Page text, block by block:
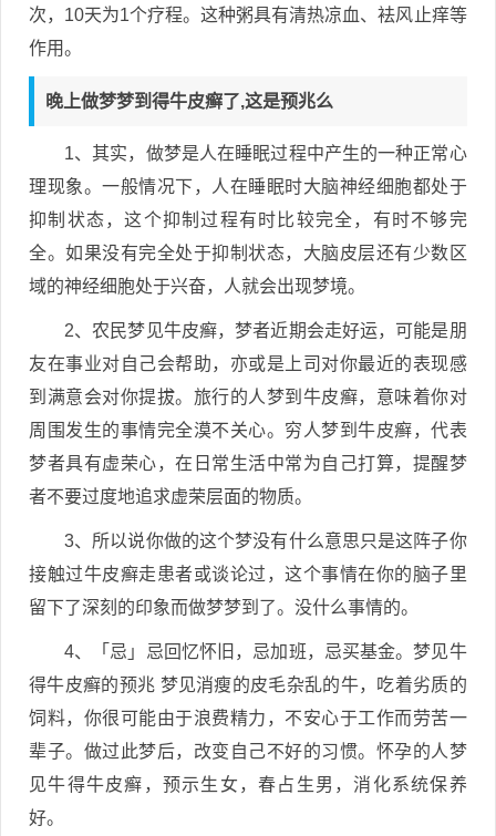
次，10天为1个疗程。这种粥具有清热凉血、袪风止痒等
作用。
晚上做梦梦到得牛皮癣了,这是预兆么
1、其实，做梦是人在睡眠过程中产生的一种正常心
理现象。一般情况下，人在睡眠时大脑神经细胞都处于
抑制状态，这个抑制过程有时比较完全，有时不够完
全。如果没有完全处于抑制状态，大脑皮层还有少数区
域的神经细胞处于兴奋，人就会出现梦境。
2、农民梦见牛皮癣，梦者近期会走好运，可能是朋
友在事业对自己会帮助，亦或是上司对你最近的表现感
到满意会对你提拔。旅行的人梦到牛皮癣，意味着你对
周围发生的事情完全漠不关心。穷人梦到牛皮癣，代表
梦者具有虚荣心，在日常生活中常为自己打算，提醒梦
者不要过度地追求虚荣层面的物质。
3、所以说你做的这个梦没有什么意思只是这阵子你
接触过牛皮癣走患者或谈论过，这个事情在你的脑子里
留下了深刻的印象而做梦梦到了。没什么事情的。
4、「忌」忌回忆怀旧，忌加班，忌买基金。梦见牛
得牛皮癣的预兆 梦见消瘦的皮毛杂乱的牛，吃着劣质的
饲料，你很可能由于浪费精力，不安心于工作而劳苦一
辈子。做过此梦后，改变自己不好的习惯。怀孕的人梦
见牛得牛皮癣，预示生女，春占生男，消化系统保养
好。